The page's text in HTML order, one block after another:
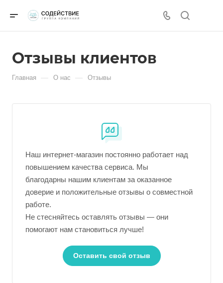
Отзывы клиентов
Главная — О нас — Отзывы
Наш интернет-магазин постоянно работает над
повышением качества сервиса. Мы
благодарны нашим клиентам за оказанное
доверие и положительные отзывы о совместной
работе.
Не стесняйтесь оставлять отзывы — они
помогают нам становиться лучше!
Оставить свой отзыв